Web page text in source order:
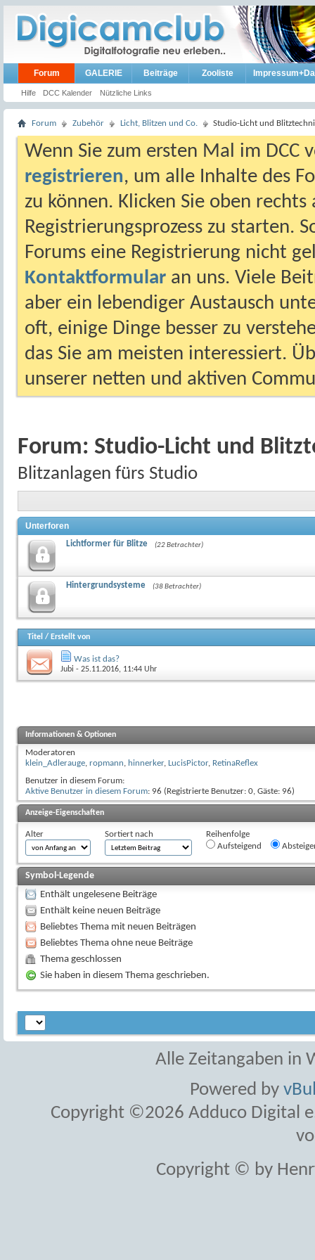
Forum
Hilfe DCC Kalender Nützliche Links
GALERIE Beiträge Zooliste
Forum Zubehör Licht, Blitzen und Co. Studio-Licht und
Wenn Sie zum ersten Mal im DCC
registrieren, um alle Inhalte des
zu können. Klicken Sie oben
Registrierungsprozess zu starten.
Forums eine Registrierung nicht
Kontaktformular an uns. Viele
aber ein lebendiger Austausch
oft, einige Dinge besser zu
das Sie am meisten interessiert.
unserer netten und aktiven
Forum: Studio-Licht und
Blitzanlagen fürs Studio
Unterforen
Lichtformer für Blitze (22 Betrachter)
Hintergrundsysteme (38 Betrachter)
Titel / Erstellt von
Was ist das?
Jubi - 25.11.2016, 11:44 Uhr
Informationen & Optionen
Moderatoren
klein_Adlerauge, ropmann, hinnerker, LucisPictor, RetinaReflex
Benutzer in diesem Forum:
Aktive Benutzer in diesem Forum: 96 (Registrierte Benutzer: 0, Gäste: 96)
Anzeige-Eigenschaften
Alter Sortiert nach
Reihenfolge
Aufsteigend
Symbol-Legende
Enthält ungelesene Beiträge
Enthält keine neuen Beiträge
Beliebtes Thema mit neuen Beiträgen
Beliebtes Thema ohne neue Beiträge
Thema geschlossen
Sie haben in diesem Thema geschrieben.
Alle Zeitangaben in
Powered by
Copyright ©2026 Adduco Digital
Copyright © by